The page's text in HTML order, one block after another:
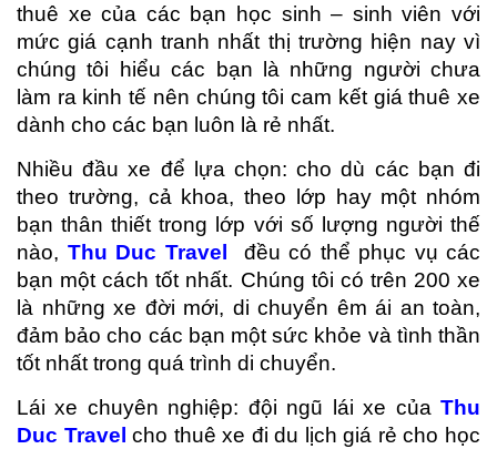
thuê xe của các bạn học sinh – sinh viên với
mức giá cạnh tranh nhất thị trường hiện nay vì
chúng tôi hiểu các bạn là những người chưa
làm ra kinh tế nên chúng tôi cam kết giá thuê xe
dành cho các bạn luôn là rẻ nhất.
Nhiều đầu xe để lựa chọn: cho dù các bạn đi
theo trường, cả khoa, theo lớp hay một nhóm
bạn thân thiết trong lớp với số lượng người thế
nào, Thu Duc Travel
đều có thể phục vụ các
bạn một cách tốt nhất. Chúng tôi có trên 200 xe
là những xe đời mới, di chuyển êm ái an toàn,
đảm bảo cho các bạn một sức khỏe và tình thần
tốt nhất trong quá trình di chuyển.
Lái xe chuyên nghiệp: đội ngũ lái xe của Thu
Duc Travel cho thuê xe đi du lịch giá rẻ cho học